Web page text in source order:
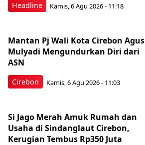
Headline Kamis, 6 Agu 2026 - 11:18
Cirebon
Mantan Pj Wali Kota Cirebon Agus
Mulyadi Mengundurkan Diri dari
ASN
Kamis, 6 Agu 2026 - 11:03
Si Jago Merah Amuk Rumah dan
Usaha di Sindanglaut Cirebon,
Kerugian Tembus Rp350 Juta